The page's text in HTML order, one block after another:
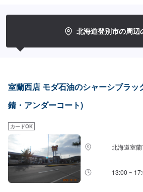
北海道登別市の周辺
室蘭西店 モダ石油のシャーシブラッ
錆・アンダーコート)
カードOK
北海道室
13:00 ~